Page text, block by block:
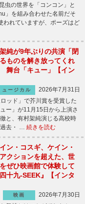
虫の世界を「コンコン」と
」を組み合わせた名前だそ
われていますが、ポーズはど
純が9年ぶりの共演「閉
ものを解き放ってくれ
舞台「キュー」【イン
ュージカル
2026年7月31日
ッド」で芥川賞を受賞した
ー」が11月15日から上演さ
と、有村架純演じる高校時
去・ … 続きを読む
ン・コスギ、ケイン・
クションを超えた、世
ぜひ映画館で体験して
十九-SEEK』【インタ
映画
2026年7月30日